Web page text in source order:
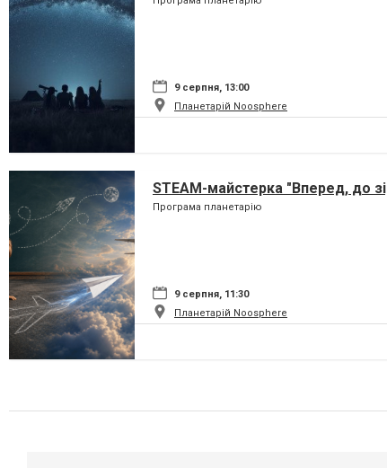
9 серпня, 13:00
Планетарій Noosphere
STEAM-майстерка "Вперед, до
Програма планетарію
9 серпня, 11:30
Планетарій Noosphere